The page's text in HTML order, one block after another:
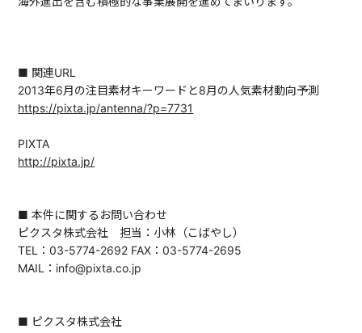
■ 関連URL
2013年6月の注目素材キーワードと8月の人気素材動向予測
https://pixta.jp/antenna/?p=7731
PIXTA
http://pixta.jp/
■ 本件に関するお問い合わせ
ピクスタ株式会社 担当：小林（こばやし）
TEL：03-5774-2692 FAX：03-5774-2695
MAIL：info@pixta.co.jp
■ ピクスタ株式会社